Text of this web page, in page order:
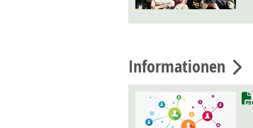
Informationen